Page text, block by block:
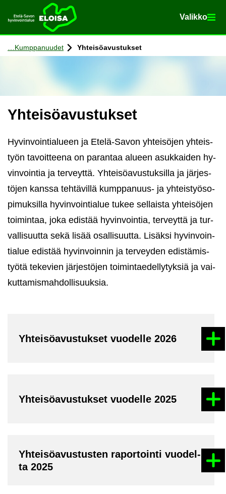
Etusi­vu Va­lik­ko
Va­lik­ko
Siir­ry si­säl­töön
Kump­pa­nuu­det Yh­tei­sö­avus­tuk­set
Yh­tei­sö­avus­tuk­set
Hy­vin­voin­tia­lu­een ja Etelä-​Savon yh­tei­sö­jen yh­teis­
työn ta­voit­tee­na on pa­ran­taa alu­een asuk­kai­den hy­
vin­voin­tia ja ter­veyt­tä. Yh­tei­sö­avus­tuk­sil­la ja jär­jes­
tö­jen kans­sa teh­tä­vil­lä kumppanuus-​ ja yh­teis­työ­so­
pi­muk­sil­la hy­vin­voin­tia­lue tukee sel­lais­ta yh­tei­sö­jen
toi­min­taa, joka edis­tää hy­vin­voin­tia, ter­veyt­tä ja tur­
val­li­suut­ta sekä lisää osal­li­suut­ta. Li­säk­si hy­vin­voin­
tia­lue edis­tää hy­vin­voin­nin ja ter­vey­den edis­tä­mis­
työ­tä te­ke­vien jär­jes­tö­jen toi­min­tae­del­ly­tyk­siä ja vai­
kut­ta­mis­mah­dol­li­suuk­sia.
Yh­tei­sö­avus­tuk­set vuo­del­le 2026
Yh­tei­sö­avus­tuk­set vuo­del­le 2025
Yh­tei­sö­avus­tus­ten ra­por­toin­ti vuo­del­
ta 2025